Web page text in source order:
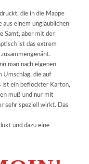
die in die Mappe
einem unglaublichen
Samt, aber mit der
ist das extrem
man nach eigenen
Umschlag, die auf
ist ein beflockter Karton,
muß und nur mit
sehr speziell wirkt. Das
und dazu eine